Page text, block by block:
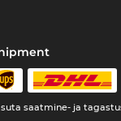
saatmine- ja